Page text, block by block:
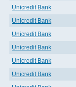
Unicredit Bank
Unicredit Bank
Unicredit Bank
Unicredit Bank
Unicredit Bank
Unicredit Bank